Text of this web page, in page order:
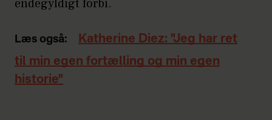
endegyldigt forbi.
Læs også:
Katherine Diez: "Jeg har ret
til min egen fortælling og min egen
historie"